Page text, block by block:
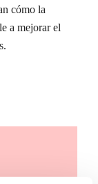
cómo la
a mejorar el